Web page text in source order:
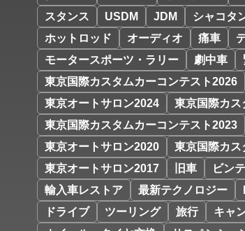
スタンス
USDM JDM シャコタ
ホットロッド
オーディオ 痛車
モータースポーツ・ラリー
劇中車
東京国際カスタムカーコンテスト2026
東京オートサロン2024
東京国際カス
東京国際カスタムカーコンテスト2023
東京オートサロン2020
東京国際カス
東京オートサロン2017
旧車 ビン
輸入車レストア
最新テクノロジー
ドライブ
ツーリング 旅行 キャ